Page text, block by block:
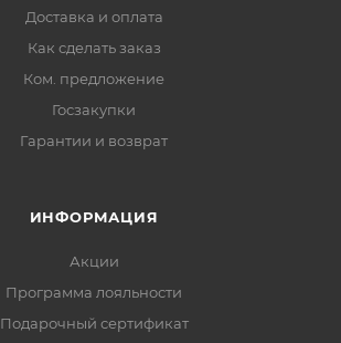
Доставка и оплата
Как сделать заказ
Ком. предложение
Госзакупки
Гарантии и возврат
ИНФОРМАЦИЯ
Акции
Программа лояльности
Подарочный сертификат